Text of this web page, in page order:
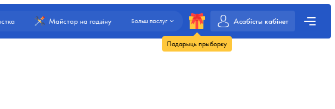
Майстар на гадзіну Больш паслуг
Падарыць прыборку
Асабісты кабінет